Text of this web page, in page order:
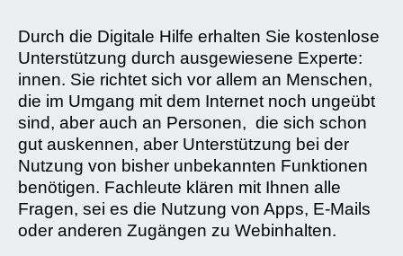
Durch die Digitale Hilfe erhalten Sie kostenlose
Unterstützung durch ausgewiesene Experte:
innen. Sie richtet sich vor allem an Menschen,
die im Umgang mit dem Internet noch ungeübt
sind, aber auch an Personen, die sich schon
gut auskennen, aber Unterstützung bei der
Nutzung von bisher unbekannten Funktionen
benötigen. Fachleute klären mit Ihnen alle
Fragen, sei es die Nutzung von Apps, E-Mails
oder anderen Zugängen zu Webinhalten.